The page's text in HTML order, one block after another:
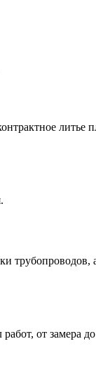
литье
трубопроводов,
от замера